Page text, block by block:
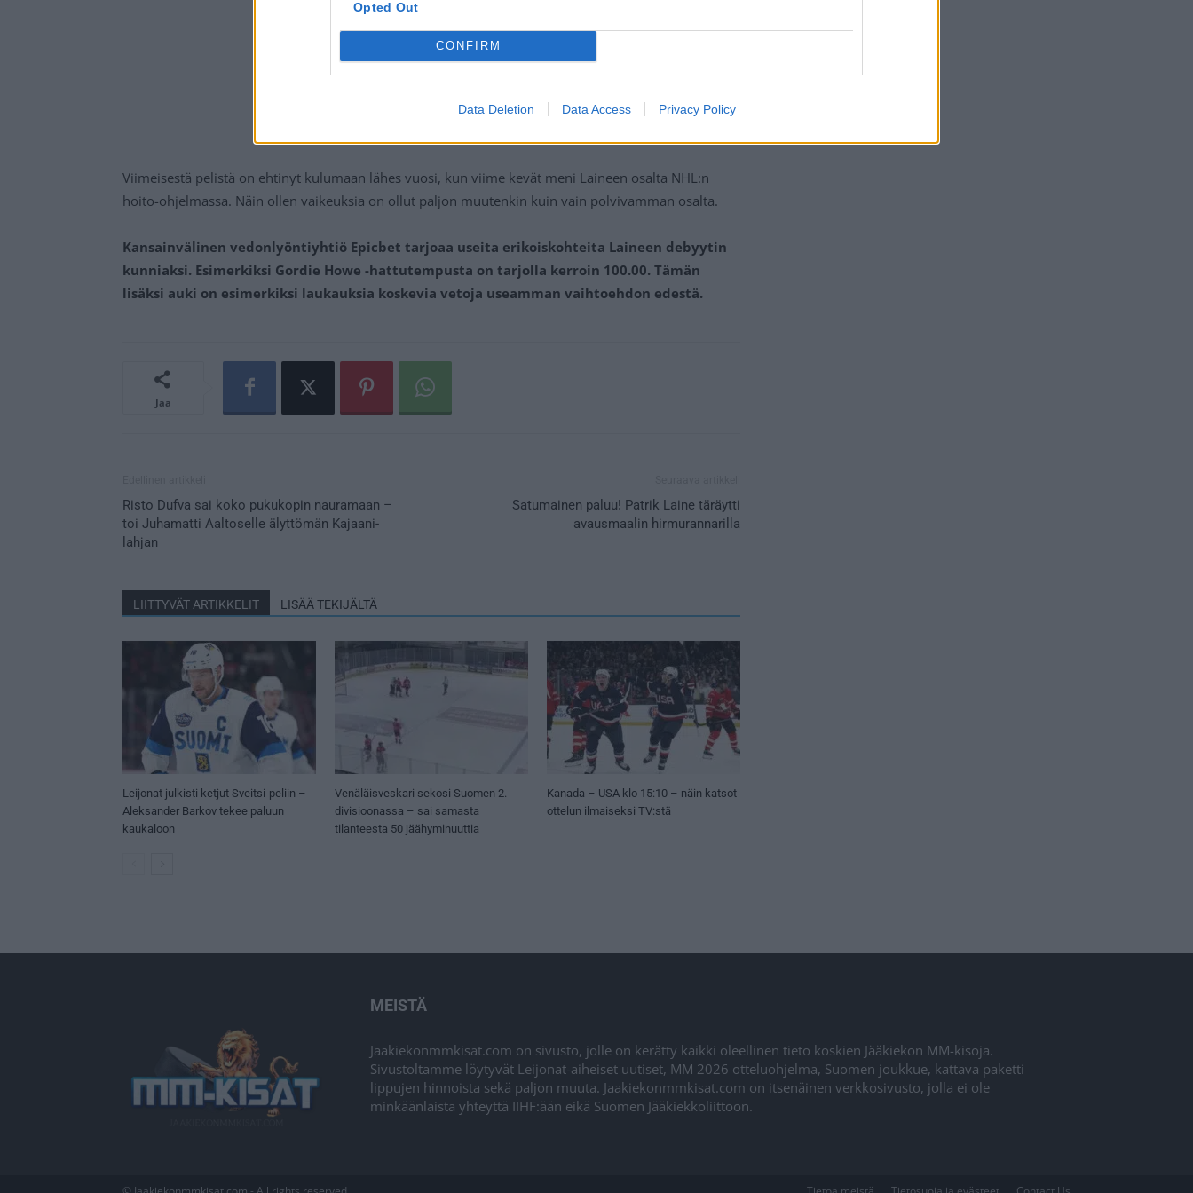
Opted Out
CONFIRM
Data Deletion Data Access Privacy Policy
Viimeisestä pelistä on ehtinyt kulumaan lähes vuosi, kun viime kevät meni Laineen osalta NHL:n
hoito-ohjelmassa. Näin ollen vaikeuksia on ollut paljon muutenkin kuin vain polvivamman osalta.
Kansainvälinen vedonlyöntiyhtiö Epicbet tarjoaa useita erikoiskohteita Laineen debyytin
kunniaksi. Esimerkiksi Gordie Howe -hattutempusta on tarjolla kerroin 100.00. Tämän
lisäksi auki on esimerkiksi laukauksia koskevia vetoja useamman vaihtoehdon edestä.
Jaa
Risto Dufva sai koko pukukopin nauramaan –
toi Juhamatti Aaltoselle älyttömän Kajaani-
lahjan
Satumainen paluu! Patrik Laine täräytti
avausmaalin hirmurannarilla
LIITTYVÄT ARTIKKELIT LISÄÄ TEKIJÄLTÄ
Leijonat julkisti ketjut Sveitsi-peliin –
Aleksander Barkov tekee paluun
kaukaloon
Venäläisveskari sekosi Suomen 2.
divisioonassa – sai samasta
tilanteesta 50 jäähyminuuttia
Kanada – USA klo 15:10 – näin katsot
ottelun ilmaiseksi TV:stä
MEISTÄ
Jaakiekonmmkisat.com on sivusto, jolle on kerätty kaikki oleellinen tieto koskien Jääkiekon MM-kisoja.
Sivustoltamme löytyvät Leijonat-aiheiset uutiset, MM 2026 otteluohjelma, Suomen joukkue, kattava paketti
lippujen hinnoista sekä paljon muuta. Jaakiekonmmkisat.com on itsenäinen verkkosivusto, jolla ei ole
minkäänlaista yhteyttä IIHF:ään eikä Suomen Jääkiekkoliittoon.